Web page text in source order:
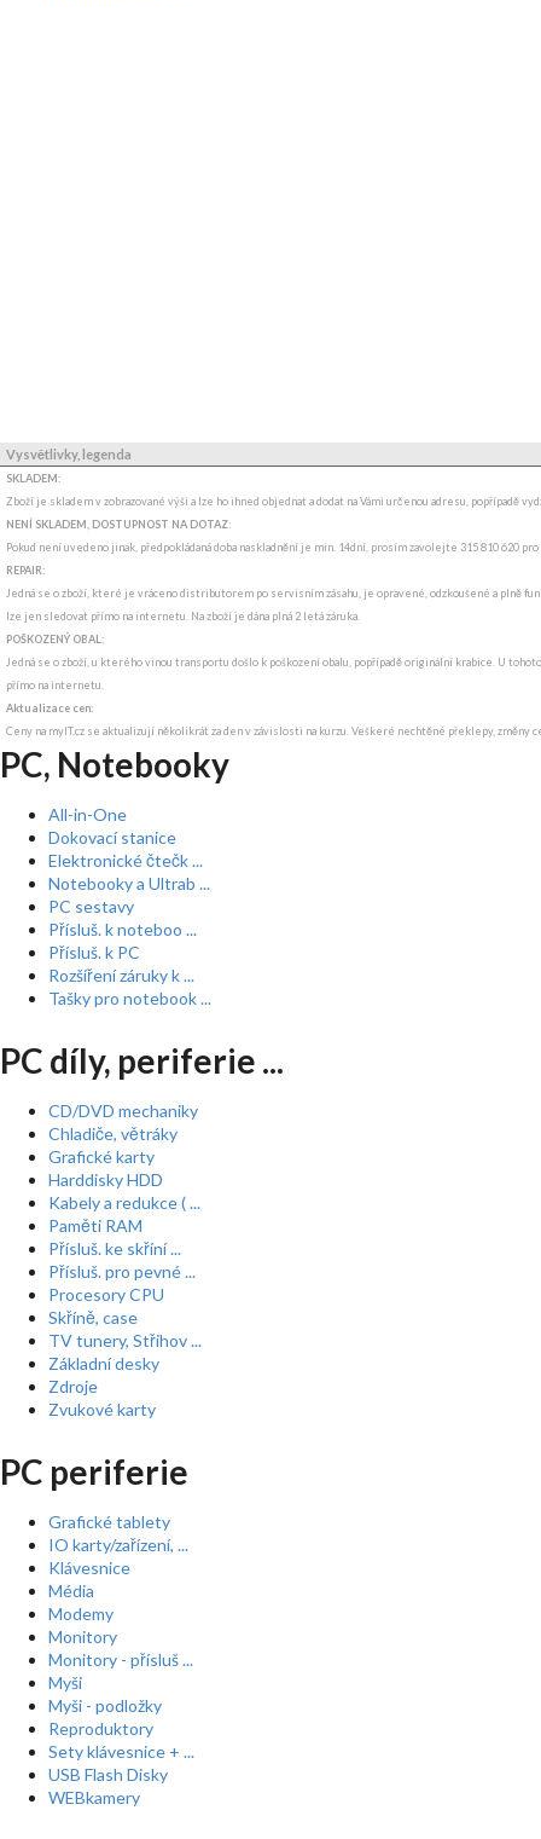
Vysvětlivky, legenda
SKLADEM:
Zboží je skladem v zobrazované výši a lze ho ihned objednat a dodat na Vámi určenou adresu, popřípadě
NENÍ SKLADEM, DOSTUPNOST NA DOTAZ:
Pokud není uvedeno jinak, předpokládaná doba naskladnění je min. 14dní, prosím zavolejte 315 810 620
REPAIR:
Jedná se o zboží, které je vráceno distributorem po servisním zásahu, je opravené, odzkoušené a plně
lze jen sledovat přímo na internetu. Na zboží je dána plná 2 letá záruka.
POŠKOZENÝ OBAL:
Jedná se o zboží, u kterého vinou transportu došlo k poškození obalu, popřípadě originální krabice. U
přímo na internetu.
Aktualizace cen:
Ceny na myIT.cz se aktualizují několikrát za den v závislosti na kurzu. Veškeré nechtěné překlepy, změny
PC, Notebooky
All-in-One
Dokovací stanice
Elektronické čtečk ...
Notebooky a Ultrab ...
PC sestavy
Přísluš. k noteboo ...
Přísluš. k PC
Rozšíření záruky k ...
Tašky pro notebook ...
PC díly, periferie ...
CD/DVD mechaniky
Chladiče, větráky
Grafické karty
Harddisky HDD
Kabely a redukce ( ...
Paměti RAM
Přísluš. ke skříní ...
Přísluš. pro pevné ...
Procesory CPU
Skříně, case
TV tunery, Střihov ...
Základní desky
Zdroje
Zvukové karty
PC periferie
Grafické tablety
IO karty/zařízení, ...
Klávesnice
Média
Modemy
Monitory
Monitory - přísluš ...
Myši
Myši - podložky
Reproduktory
Sety klávesnice + ...
USB Flash Disky
WEBkamery